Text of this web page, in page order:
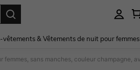
vêtements & Vêtements de nuit pour femmes